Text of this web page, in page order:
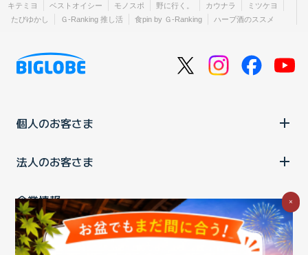
キテミヨ
ベストオイシー モノスポ 野に行く。 カウナラ
ミツケヨ
たびゆかし
Ｇ-Ranking 推し活 食pin by Ｇ-Ranking ハーブ酒のススメ
個人のお客さま
法人のお客さま
企業情報
ご利用中の方
×